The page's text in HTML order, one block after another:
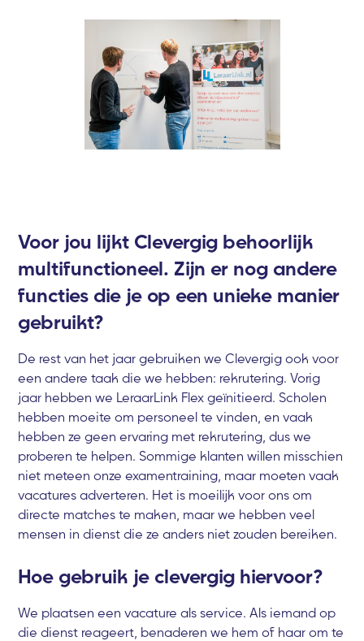
Voor jou lijkt Clevergig behoorlijk
multifunctioneel. Zijn er nog andere
functies die je op een unieke manier
gebruikt?
De rest van het jaar gebruiken we Clevergig ook voor
een andere taak die we hebben: rekrutering. Vorig
jaar hebben we LeraarLink Flex geïnitieerd. Scholen
hebben moeite om personeel te vinden, en vaak
hebben ze geen ervaring met rekrutering, dus we
proberen te helpen. Sommige klanten willen misschien
niet meteen onze examentraining, maar moeten vaak
vacatures adverteren. Het is moeilijk voor ons om
directe matches te maken, maar we hebben veel
mensen in dienst die ze anders niet zouden bereiken.
Hoe gebruik je clevergig hiervoor?
We plaatsen een vacature als service. Als iemand op
die dienst reageert, benaderen we hem of haar om te